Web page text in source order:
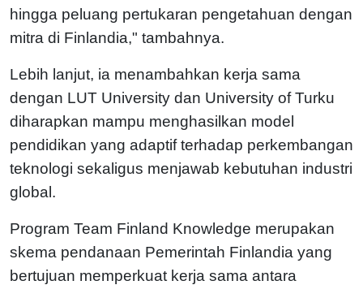
hingga peluang pertukaran pengetahuan dengan
mitra di Finlandia," tambahnya.
Lebih lanjut, ia menambahkan kerja sama
dengan LUT University dan University of Turku
diharapkan mampu menghasilkan model
pendidikan yang adaptif terhadap perkembangan
teknologi sekaligus menjawab kebutuhan industri
global.
Program Team Finland Knowledge merupakan
skema pendanaan Pemerintah Finlandia yang
bertujuan memperkuat kerja sama antara